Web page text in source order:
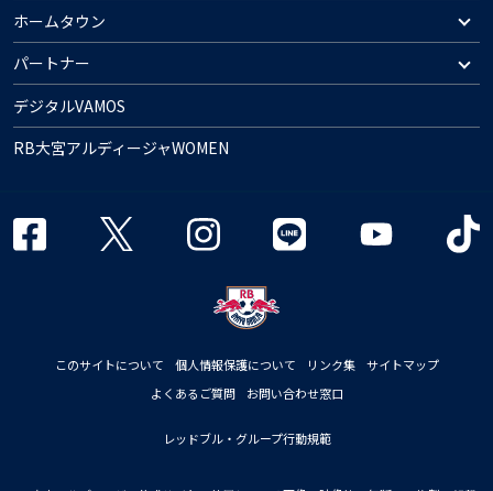
ホームタウン
パートナー
デジタルVAMOS
RB大宮アルディージャWOMEN
このサイトについて 個人情報保護について リンク集
サイトマップ
よくあるご質問
お問い合わせ窓口
レッドブル・グループ行動規範